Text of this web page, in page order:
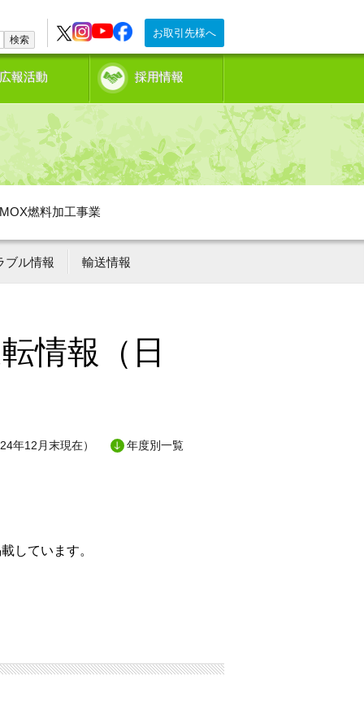
お取引先様へ
検索
報活動 採用情報
燃料加工事業
ブル情報 輸送情報
情報（日
年12月末現在） 年度別一覧
しています。